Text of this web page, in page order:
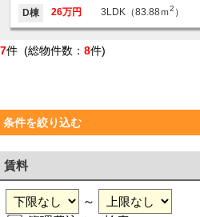
D棟 26万円 3LDK（83.88ｍ2 ）
7件 (総物件数： 8件)
条件を絞り込む
賃料
～